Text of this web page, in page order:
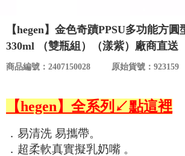
優惠活動
關於我們
合作提案
購物流程
【hegen】金色奇蹟PPSU多功能方
330ml （雙瓶組）（漾紫）廠商直送
商品編號：2407150028 原始貨號：923159
【hegen】全系列↙點這裡
．易清洗 易攜帶。
．超柔軟真實擬乳奶嘴 。